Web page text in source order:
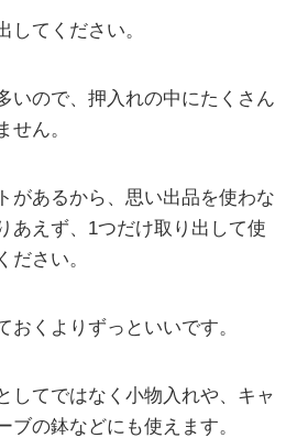
してください。
いので、押入れの中にたくさん
せん。
があるから、思い出品を使わな
あえず、1つだけ取り出して使
ださい。
おくよりずっといいです。
してではなく小物入れや、キャ
ブの鉢などにも使えます。